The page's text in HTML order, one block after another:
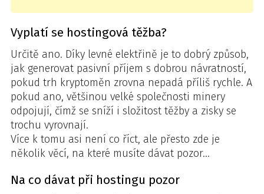
Vyplatí se hostingová těžba?
Určitě ano. Díky levné elektřině je to dobrý způsob,
jak generovat pasivní příjem s dobrou návratností,
pokud trh kryptoměn zrovna nepadá příliš rychle. A
pokud ano, většinou velké společnosti minery
odpojují, čímž se sníží i složitost těžby a zisky se
trochu vyrovnají.
Více k tomu asi není co říct, ale přesto zde je
několik věcí, na které musíte dávat pozor…
Na co dávat při hostingu pozor